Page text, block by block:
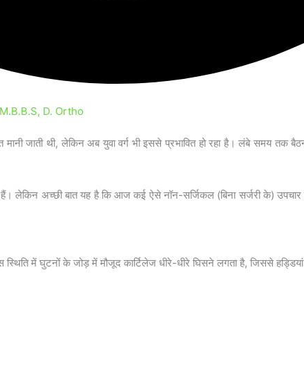
D. Ortho
जाती थी, लेकिन अब युवा वर्ग भी इससे प्रभावित हो रहा है। लंबे समय तक
लेकिन अच्छी बात यह है कि आज कई ऐसे नॉन-सर्जिकल (बिना सर्जरी के)
में घुटनों के जोड़ में मौजूद कार्टिलेज धीरे-धीरे घिसने लगता है, जिससे